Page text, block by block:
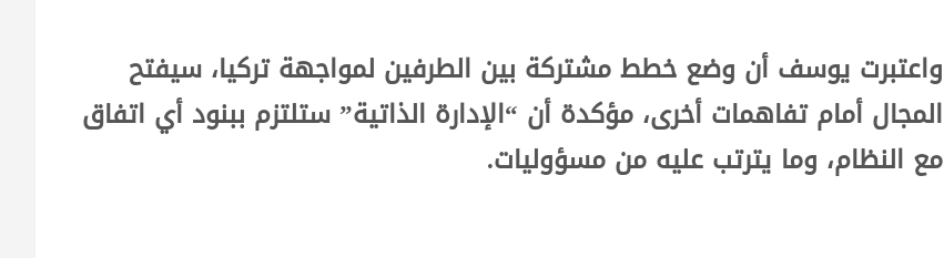
واعتبرت يوسف أن وضع خطط مشتركة بين الطرفين لمواجهة تركيا، سيفتح
المجال أمام تفاهمات أخرى، مؤكدة أن “الإدارة الذاتية” ستلتزم ببنود أي اتفاق
مع النظام، وما يترتب عليه من مسؤوليات.